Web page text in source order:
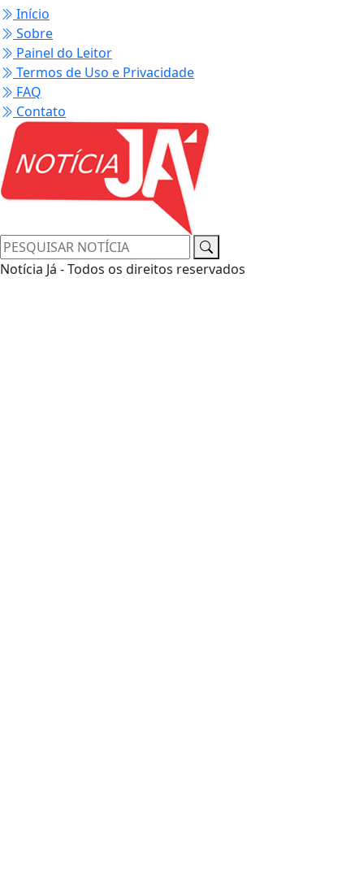
Início
Sobre
Painel do Leitor
Termos de Uso e Privacidade
FAQ
Contato
Notícia Já - Todos os direitos reservados